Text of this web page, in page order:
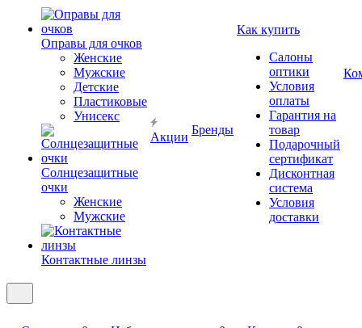
Оправы для очков
Женские
Мужские
Детские
Пластиковые
Унисекс
Солнцезащитные
очки
Женские
Мужские
Контактные линзы
Акции
Бренды
Как купить
Салоны
оптики
Условия
оплаты
Гарантия на
товар
Подарочный
сертификат
Дисконтная
система
Условия
доставки